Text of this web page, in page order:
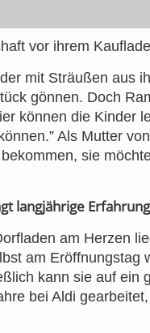
vor ihrem
mit Sträußen aus
gönnen. Doch
können die Kinder
Als Mutter
sie
langjährige
am Herzen
am
kann sie auf ein
bei Aldi